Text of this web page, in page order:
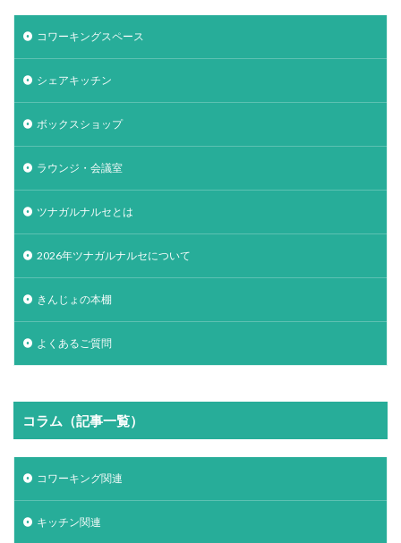
コワーキングスペース
シェアキッチン
ボックスショップ
ラウンジ・会議室
ツナガルナルセとは
2026年ツナガルナルセについて
きんじょの本棚
よくあるご質問
コラム（記事一覧）
コワーキング関連
キッチン関連